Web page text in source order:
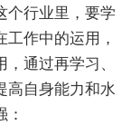
个行业里，要学
作中的运用，
通过再学习、
高自身能力和水